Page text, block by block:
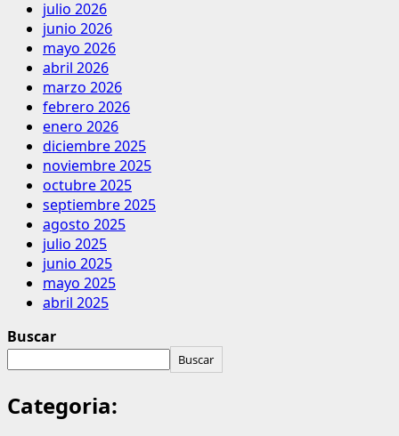
julio 2026
junio 2026
mayo 2026
abril 2026
marzo 2026
febrero 2026
enero 2026
diciembre 2025
noviembre 2025
octubre 2025
septiembre 2025
agosto 2025
julio 2025
junio 2025
mayo 2025
abril 2025
Buscar
Buscar
Categoria: